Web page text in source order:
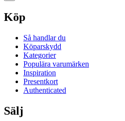
Köp
Så handlar du
Köparskydd
Kategorier
Populära varumärken
Inspiration
Presentkort
Authenticated
Sälj